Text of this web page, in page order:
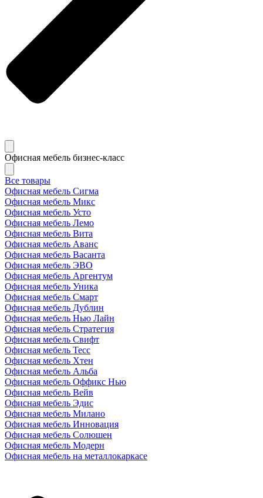
Офисная мебель бизнес-класс
Все товары
Офисная мебель Сигма
Офисная мебель Микс
Офисная мебель Усто
Офисная мебель Лемо
Офисная мебель Вита
Офисная мебель Аванс
Офисная мебель Васанта
Офисная мебель ЭВО
Офисная мебель Аргентум
Офисная мебель Уника
Офисная мебель Смарт
Офисная мебель Дублин
Офисная мебель Нью Лайн
Офисная мебель Стратегия
Офисная мебель Свифт
Офисная мебель Тесс
Офисная мебель Хтен
Офисная мебель Альба
Офисная мебель Оффикс Нью
Офисная мебель Вейв
Офисная мебель Эдис
Офисная мебель Милано
Офисная мебель Инновация
Офисная мебель Солюшен
Офисная мебель Модерн
Офисная мебель на металлокаркасе